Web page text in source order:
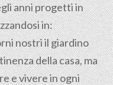
anni progetti in
in:
nostri il giardino
della casa, ma
e vivere in ogni